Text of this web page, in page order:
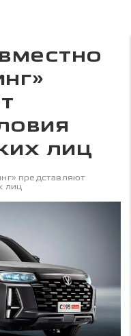
лиц
представляют
лиц